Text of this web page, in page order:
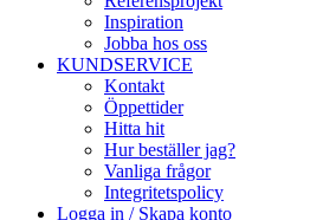
Inspiration
Jobba hos oss
KUNDSERVICE
Kontakt
Öppettider
Hitta hit
Hur beställer jag?
Vanliga frågor
Integritetspolicy
Logga in / Skapa konto